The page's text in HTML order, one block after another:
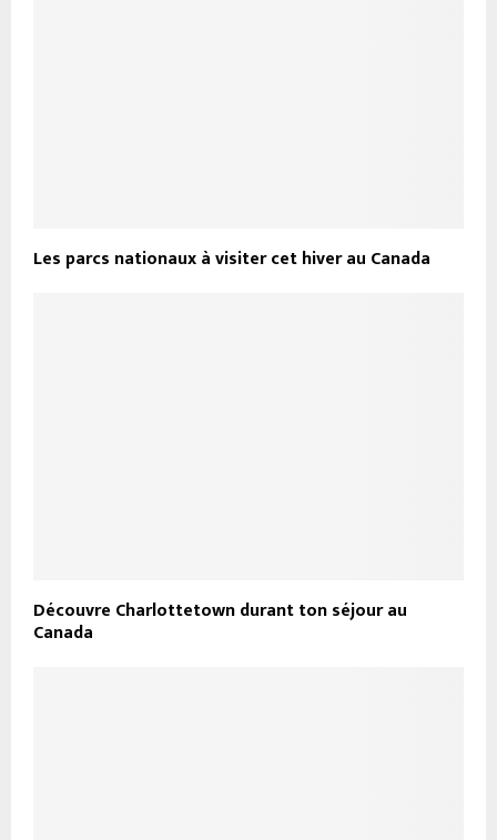
Les parcs nationaux à visiter cet hiver au Canada
Découvre Charlottetown durant ton séjour au
Canada